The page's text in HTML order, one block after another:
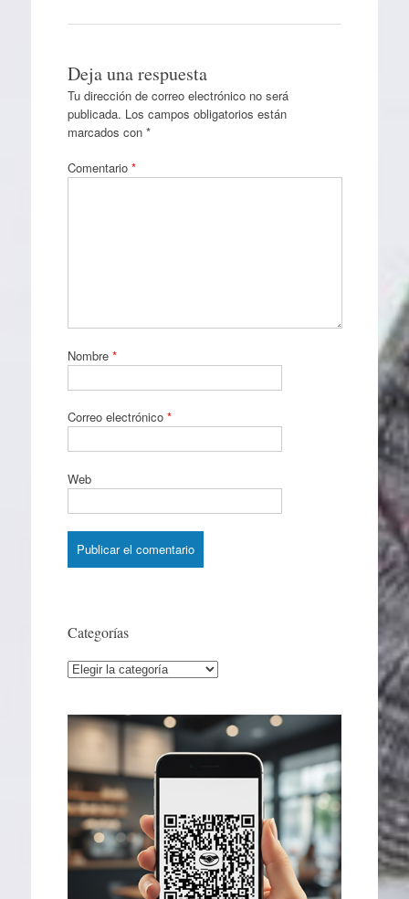
Deja una respuesta
Tu dirección de correo electrónico no será
publicada. Los campos obligatorios están
marcados con *
Comentario *
Nombre *
Correo electrónico *
Web
Categorías
Categorías